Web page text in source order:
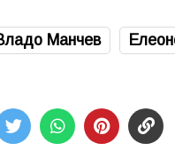
Манчев